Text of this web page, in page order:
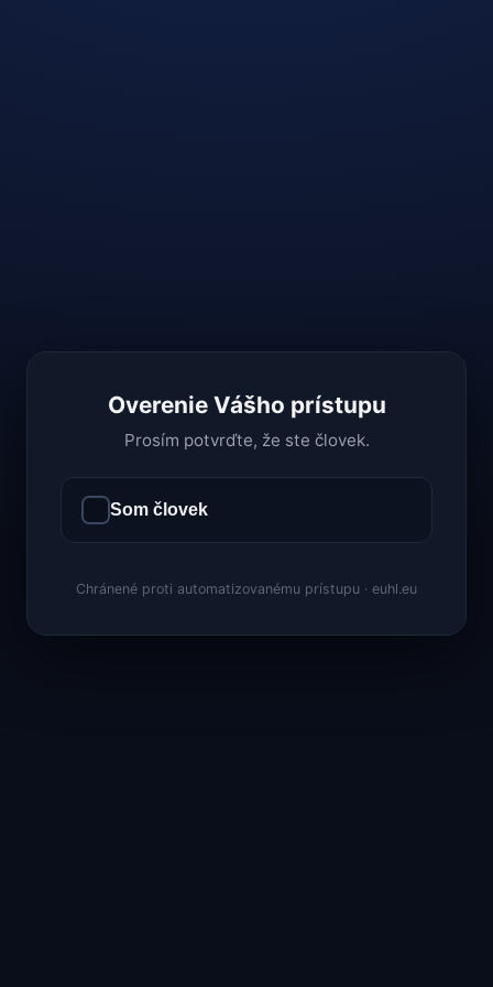
Overenie Vášho prístupu
Prosím potvrďte, že ste človek.
Som človek
Chránené proti automatizovanému prístupu · euhl.eu